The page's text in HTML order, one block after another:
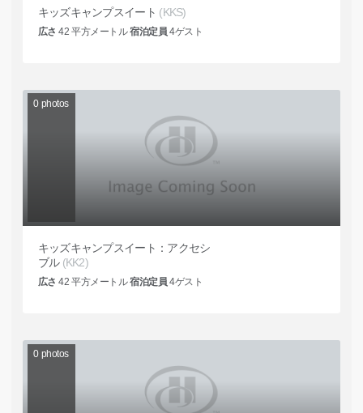
キッズキャンプスイート (KKS)
広さ 42 平方メートル宿泊定員 4ゲスト
0 photos
キッズキャンプスイート：アクセシ
ブル (KK2)
広さ 42 平方メートル宿泊定員 4ゲスト
0 photos